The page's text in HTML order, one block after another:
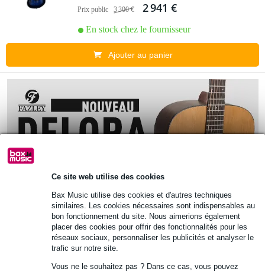
Ce site web utilise des cookies
Bax Music utilise des cookies et d'autres techniques
similaires. Les cookies nécessaires sont indispensables au
bon fonctionnement du site. Nous aimerions également
placer des cookies pour offrir des fonctionnalités pour les
réseaux sociaux, personnaliser les publicités et analyser le
trafic sur notre site.
Vous ne le souhaitez pas ? Dans ce cas, vous pouvez
Prix public 3 300 € 2 941 €
En stock chez le fournisseur
Ajouter au panier